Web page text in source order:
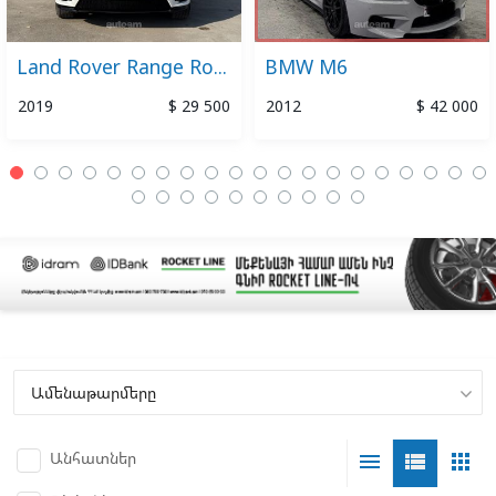
Land Rover Range Rover Velar
2019 $ 29 500
BMW M6
2012 $ 42 000
Անհատներ apps
view_list
menu